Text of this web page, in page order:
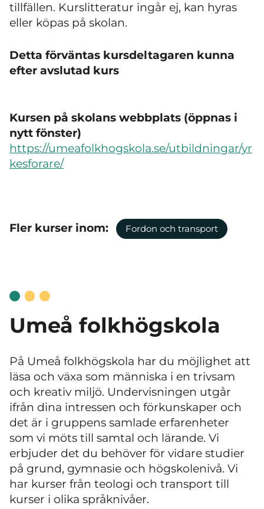
tillfällen. Kurslitteratur ingår ej, kan hyras
eller köpas på skolan.
Detta förväntas kursdeltagaren kunna
efter avslutad kurs
Kursen på skolans webbplats (öppnas i
nytt fönster)
https://umeafolkhogskola.se/utbildningar/yr
kesforare/
Fler kurser inom: Fordon och transport
Umeå folkhögskola
På Umeå folkhögskola har du möjlighet att
läsa och växa som människa i en trivsam
och kreativ miljö. Undervisningen utgår
ifrån dina intressen och förkunskaper och
det är i gruppens samlade erfarenheter
som vi möts till samtal och lärande. Vi
erbjuder det du behöver för vidare studier
på grund, gymnasie och högskolenivå. Vi
har kurser från teologi och transport till
kurser i olika språknivåer.